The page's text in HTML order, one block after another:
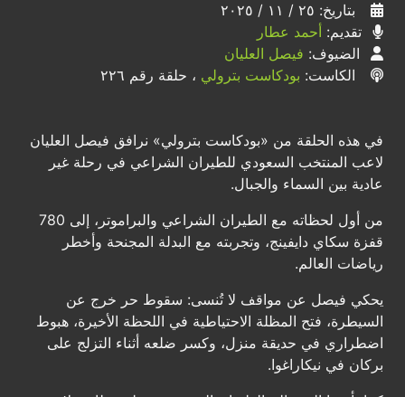
بتاريخ: ٢٥ / ١١ / ٢٠٢٥
تقديم: أحمد عطار
الضيوف: فيصل العليان
الكاست: بودكاست بترولي ، حلقة رقم ٢٢٦
في هذه الحلقة من «بودكاست بترولي» نرافق فيصل العليان
لاعب المنتخب السعودي للطيران الشراعي في رحلة غير
عادية بين السماء والجبال.
من أول لحظاته مع الطيران الشراعي والبراموتر، إلى 780
قفزة سكاي دايفينج، وتجربته مع البدلة المجنحة وأخطر
رياضات العالم.
يحكي فيصل عن مواقف لا تُنسى: سقوط حر خرج عن
السيطرة، فتح المظلة الاحتياطية في اللحظة الأخيرة، هبوط
اضطراري في حديقة منزل، وكسر ضلعه أثناء التزلج على
بركان في نيكاراغوا.